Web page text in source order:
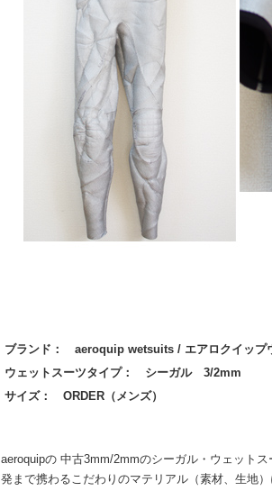
ブランド： aeroquip wetsuits / エアロクイップ
ウェットスーツタイプ： シーガル 3/2mm
サイズ： ORDER（メンズ）
aeroquipの 中古3mm/2mmのシーガル・ウェット
発まで携わるこだわりのマテリアル（素材、生地